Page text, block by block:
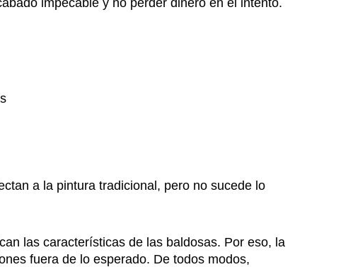
impecable y no perder dinero en el intento.
a la pintura tradicional, pero no sucede lo
las características de las baldosas. Por eso, la
fuera de lo esperado. De todos modos,